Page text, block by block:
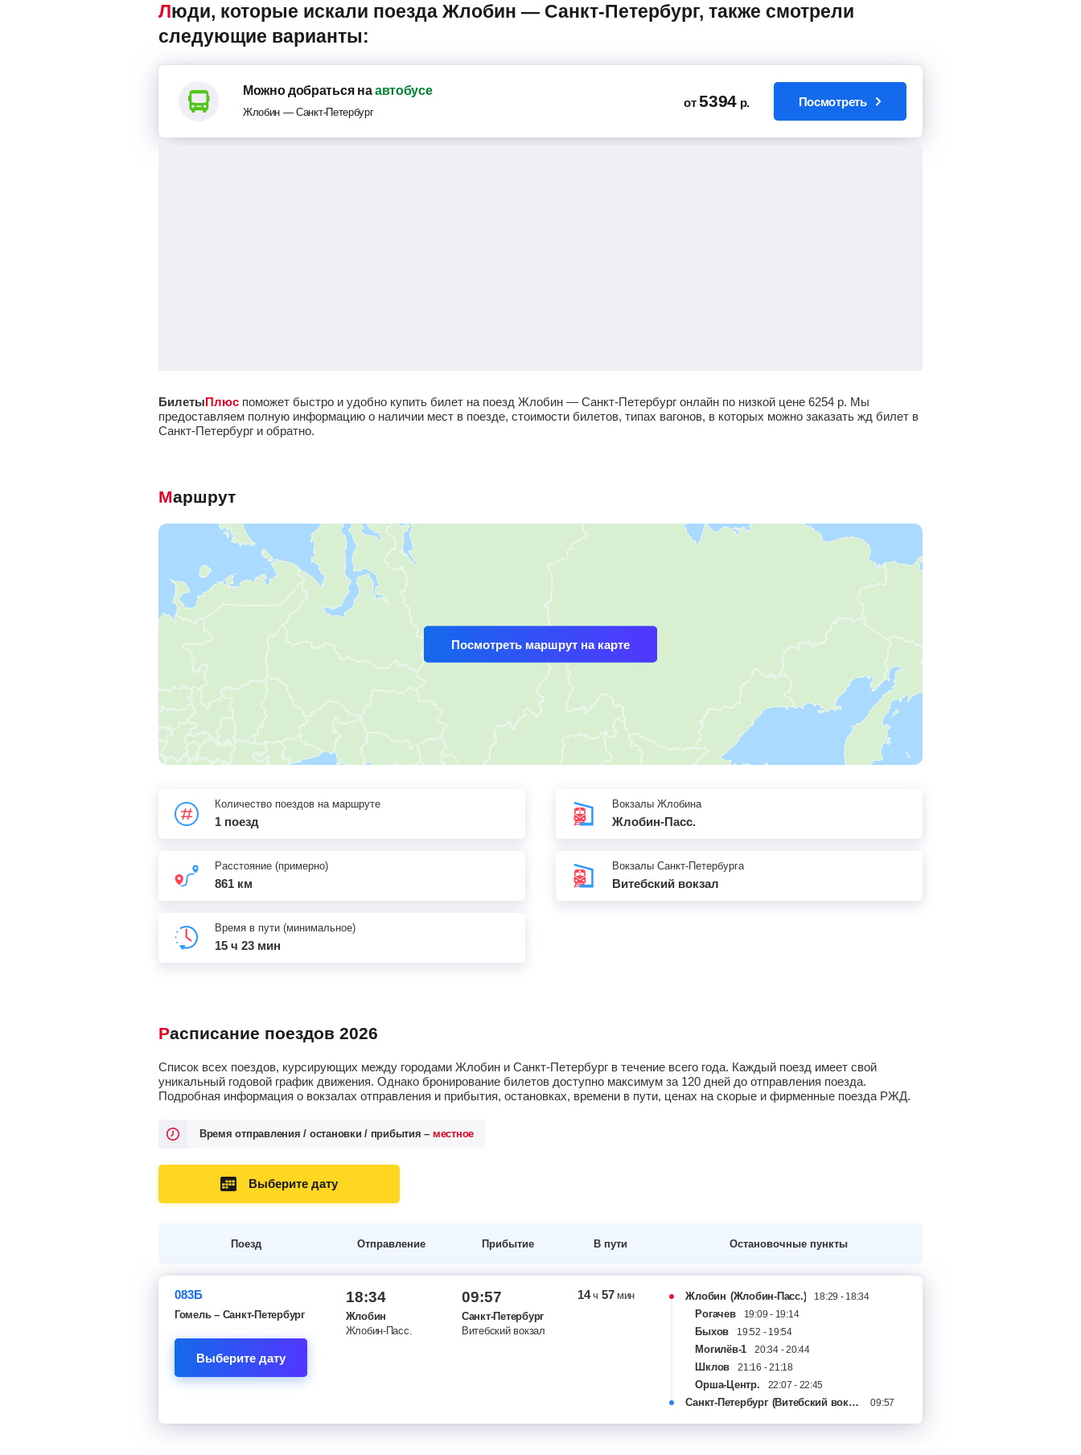
Люди, которые искали поезда Жлобин — Санкт-Петербург, также смотрели
следующие варианты:
Можно добраться наавтобусе
Жлобин — Санкт-Петербург
от5394 р. Посмотреть
БилетыПлюс поможет быстро и удобно купить билет на поезд Жлобин — Санкт-Петербург онлайн по низкой цене 6254 р. Мы
предоставляем полную информацию о наличии мест в поезде, стоимости билетов, типах вагонов, в которых можно заказать жд билет в
Санкт-Петербург и обратно.
Маршрут
Посмотреть маршрут на карте
Количество поездов на маршруте
1 поезд
Расстояние (примерно)
861 км
Время в пути (минимальное)
15 ч 23 мин
Вокзалы Жлобина
Жлобин-Пасс.
Вокзалы Санкт-Петербурга
Витебский вокзал
Расписание поездов 2026
Список всех поездов, курсирующих между городами Жлобин и Санкт-Петербург в течение всего года. Каждый поезд имеет свой
уникальный годовой график движения. Однако бронирование билетов доступно максимум за 120 дней до отправления поезда.
Подробная информация о вокзалах отправления и прибытия, остановках, времени в пути, ценах на скорые и фирменные поезда РЖД.
Время отправления / остановки / прибытия – местное
Выберите дату
Поезд Отправление Прибытие В пути Остановочные пункты
083Б
Гомель – Санкт-Петербург
Выберите дату
18:34
Жлобин
Жлобин-Пасс.
09:57
Санкт-Петербург
Витебский вокзал
14ч 57 мин Жлобин (Жлобин-Пасс.) 18:29 - 18:34
Рогачев 19:09 - 19:14
Быхов 19:52 - 19:54
Могилёв-1 20:34 - 20:44
Шклов 21:16 - 21:18
Орша-Центр. 22:07 - 22:45
Витебск-Пасс. 23:52 - 00:03
Санкт-Петербург (Витебский вокзал) 09:57